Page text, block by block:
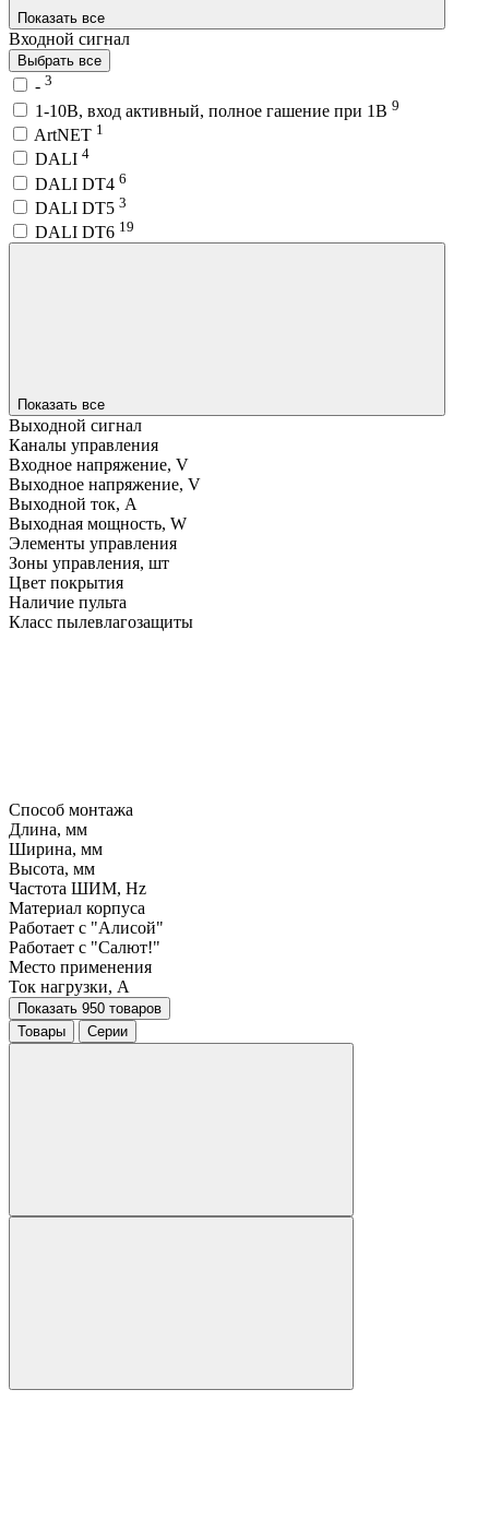
Показать все
Входной сигнал
Выбрать все
- 3
1-10В, вход активный, полное гашение при 1В 9
ArtNET 1
DALI 4
DALI DT4 6
DALI DT5 3
DALI DT6 19
Показать все
Выходной сигнал
Каналы управления
Входное напряжение, V
Выходное напряжение, V
Выходной ток, A
Выходная мощность, W
Элементы управления
Зоны управления, шт
Цвет покрытия
Наличие пульта
Класс пылевлагозащиты
Способ монтажа
Длина, мм
Ширина, мм
Высота, мм
Частота ШИМ, Hz
Материал корпуса
Работает с "Алисой"
Работает с "Салют!"
Место применения
Ток нагрузки, A
Показать 950 товаров
Товары
Серии